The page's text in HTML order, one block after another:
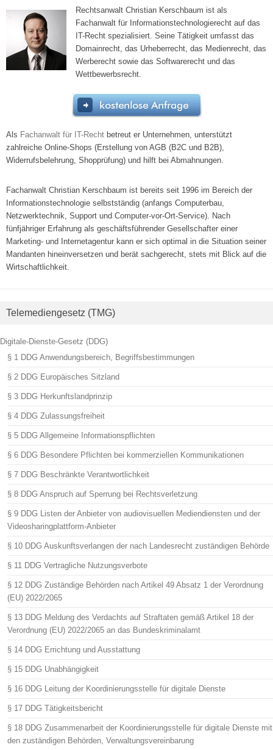
Rechtsanwalt Christian Kerschbaum ist als
Fachanwalt für Informationstechnologierecht auf das
IT-Recht spezialisiert. Seine Tätigkeit umfasst das
Domainrecht, das Urheberrecht, das Medienrecht, das
Werberecht sowie das Softwarerecht und das
Wettbewerbsrecht.
Als Fachanwalt für IT-Recht betreut er Unternehmen, unterstützt
zahlreiche Online-Shops (Erstellung von AGB (B2C und B2B),
Widerrufsbelehrung, Shopprüfung) und hilft bei Abmahnungen.
Fachanwalt Christian Kerschbaum ist bereits seit 1996 im Bereich der
Informationstechnologie selbstständig (anfangs Computerbau,
Netzwerktechnik, Support und Computer-vor-Ort-Service). Nach
fünfjähriger Erfahrung als geschäftsführender Gesellschafter einer
Marketing- und Internetagentur kann er sich optimal in die Situation seiner
Mandanten hineinversetzen und berät sachgerecht, stets mit Blick auf die
Wirtschaftlichkeit.
Telemediengesetz (TMG)
Digitale-Dienste-Gesetz (DDG)
§ 1 DDG Anwendungsbereich, Begriffsbestimmungen
§ 2 DDG Europäisches Sitzland
§ 3 DDG Herkunftslandprinzip
§ 4 DDG Zulassungsfreiheit
§ 5 DDG Allgemeine Informationspflichten
§ 6 DDG Besondere Pflichten bei kommerziellen Kommunikationen
§ 7 DDG Beschränkte Verantwortlichkeit
§ 8 DDG Anspruch auf Sperrung bei Rechtsverletzung
§ 9 DDG Listen der Anbieter von audiovisuellen Mediendiensten und der
Videosharingplattform-Anbieter
§ 10 DDG Auskunftsverlangen der nach Landesrecht zuständigen Behörde
§ 11 DDG Vertragliche Nutzungsverbote
§ 12 DDG Zuständige Behörden nach Artikel 49 Absatz 1 der Verordnung
(EU) 2022/2065
§ 13 DDG Meldung des Verdachts auf Straftaten gemäß Artikel 18 der
Verordnung (EU) 2022/2065 an das Bundeskriminalamt
§ 14 DDG Errichtung und Ausstattung
§ 15 DDG Unabhängigkeit
§ 16 DDG Leitung der Koordinierungsstelle für digitale Dienste
§ 17 DDG Tätigkeitsbericht
§ 18 DDG Zusammenarbeit der Koordinierungsstelle für digitale Dienste mit
den zuständigen Behörden, Verwaltungsvereinbarung